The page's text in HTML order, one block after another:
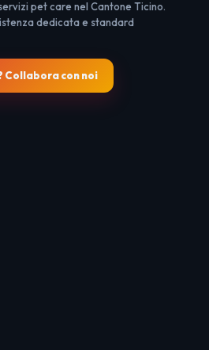
pet care nel Cantone Ticino.
dedicata e standard
Collabora con noi